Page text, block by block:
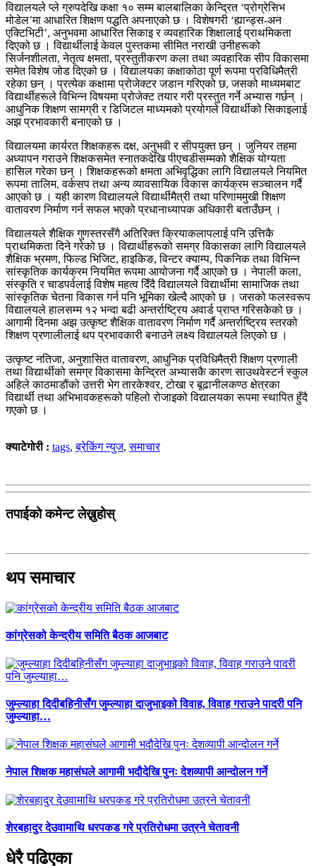
विद्यालयले प्ले ग्रुपदेखि कक्षा १० सम्म बालबालिका केन्द्रित ‘प्रोग्रेसिभ
मोडेल’मा आधारित शिक्षण पद्धति अपनाएको छ । विशेषगरी ‘ह्यान्ड्स-अन
एक्टिभिटी’, अनुभवमा आधारित सिकाइ र व्यवहारिक शिक्षालाई प्राथमिकता
दिएको छ । विद्यार्थीलाई केवल पुस्तकमा सीमित नराखी उनीहरूको
सिर्जनशीलता, नेतृत्व क्षमता, प्रस्तुतीकरण कला तथा व्यवहारिक सीप विकासमा
समेत विशेष जोड दिएको छ । विद्यालयका कक्षाकोठा पूर्ण रूपमा प्रविधिमैत्री
रहेका छन् । प्रत्येक कक्षामा प्रोजेक्टर जडान गरिएको छ, जसको माध्यमबाट
विद्यार्थीहरूले विभिन्न विषयमा प्रोजेक्ट तयार गरी प्रस्तुत गर्ने अभ्यास गर्छन् ।
आधुनिक शिक्षण सामग्री र डिजिटल माध्यमको प्रयोगले विद्यार्थीको सिकाइलाई
अझ प्रभावकारी बनाएको छ ।
विद्यालयमा कार्यरत शिक्षकहरू दक्ष, अनुभवी र सीपयुक्त छन् । जुनियर तहमा
अध्यापन गराउने शिक्षकसमेत स्नातकदेखि पीएचडीसम्मको शैक्षिक योग्यता
हासिल गरेका छन् । शिक्षकहरूको क्षमता अभिवृद्धिका लागि विद्यालयले नियमित
रूपमा तालिम, वर्कसप तथा अन्य व्यावसायिक विकास कार्यक्रम सञ्चालन गर्दै
आएको छ । यही कारण विद्यालयले विद्यार्थीमैत्री तथा परिणाममुखी शिक्षण
वातावरण निर्माण गर्न सफल भएको प्रधानाध्यापक अधिकारी बताउँछन् ।
विद्यालयले शैक्षिक गुणस्तरसँगै अतिरिक्त क्रियाकलापलाई पनि उत्तिकै
प्राथमिकता दिने गरेको छ । विद्यार्थीहरूको समग्र विकासका लागि विद्यालयले
शैक्षिक भ्रमण, फिल्ड भिजिट, हाइकिङ, विन्टर क्याम्प, पिकनिक तथा विभिन्न
सांस्कृतिक कार्यक्रम नियमित रूपमा आयोजना गर्दै आएको छ । नेपाली कला,
संस्कृति र चाडपर्वलाई विशेष महत्व दिँदै विद्यालयले विद्यार्थीमा सामाजिक तथा
सांस्कृतिक चेतना विकास गर्न पनि भूमिका खेल्दै आएको छ । जसको फलस्वरूप
विद्यालयले हालसम्म १२ भन्दा बढी अन्तर्राष्ट्रिय अवार्ड प्राप्त गरिसकेको छ ।
आगामी दिनमा अझ उत्कृष्ट शैक्षिक वातावरण निर्माण गर्दै अन्तर्राष्ट्रिय स्तरको
शिक्षण प्रणालीलाई थप प्रभावकारी बनाउने लक्ष्य विद्यालयले लिएको छ ।
उत्कृष्ट नतिजा, अनुशासित वातावरण, आधुनिक प्रविधिमैत्री शिक्षण प्रणाली
तथा विद्यार्थीको समग्र विकासमा केन्द्रित अभ्यासकै कारण साउथवेस्टर्न स्कुल
अहिले काठमाडौंको उत्तरी भेग तारकेश्वर, टोखा र बूढानीलकण्ठ क्षेत्रका
विद्यार्थी तथा अभिभावकहरूको पहिलो रोजाइको विद्यालयका रूपमा स्थापित हुँदै
गएको छ ।
क्याटेगोरी : tags,ब्रेकिंग न्युज,समाचार
तपाईको कमेन्ट लेख्नुहोस्
थप समाचार
कांग्रेसको केन्द्रीय समिति बैठक आजबाट
जुम्ल्याहा दिदीबहिनीसँग जुम्ल्याहा दाजुभाइको विवाह, विवाह गराउने पादरी पनि
जुम्ल्याहा…
नेपाल शिक्षक महासंघले आगामी भदौदेखि पुनः देशव्यापी आन्दोलन गर्ने
शेरबहादुर देउवामाथि धरपकड गरे प्रतिरोधमा उत्रने चेतावनी
धेरै पढिएका